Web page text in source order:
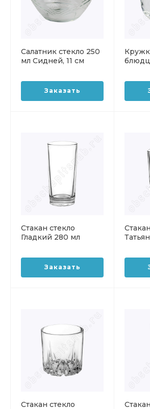
Салатник стекло 250
мл Сидней, 11 см
Заказать
Стакан стекло
Гладкий 280 мл
Заказать
Стакан стекло